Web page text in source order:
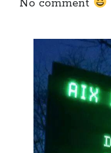
No comment